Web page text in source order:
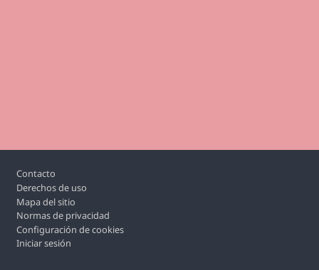
Footer
Contacto
Derechos de uso
Mapa del sitio
Normas de privacidad
Configuración de cookies
Iniciar sesión